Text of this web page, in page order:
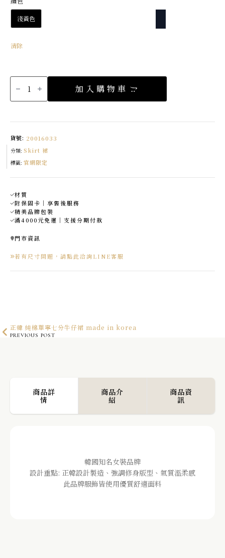
淺黃色
清除
正
混
色
裙
made
korea
量
加入購物車
貨號: 20016033
分類: Skirt 裙
標籤: 官網限定
材質
附保固卡｜享售後服務
精美品牌包裝
滿4000元免運｜支援分期付款
門市資訊
若有尺寸問題，請點此洽詢LINE客服
正韓 純棉單寧七分牛仔裙 made in korea
PREVIOUS POST
商品詳
情
商品介
紹
商品資
訊
韓國知名女裝品牌
設計重點: 正韓設計製造、強調修身版型、氣質溫柔感
此品牌服飾皆使用優質舒適面料